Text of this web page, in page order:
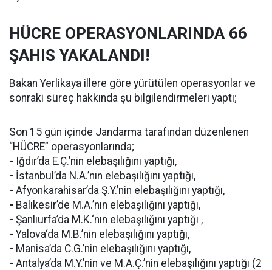
HÜCRE OPERASYONLARINDA 66
ŞAHIS YAKALANDI!
Bakan Yerlikaya illere göre yürütülen operasyonlar ve
sonraki süreç hakkında şu bilgilendirmeleri yaptı;
Son 15 gün içinde Jandarma tarafından düzenlenen
“HÜCRE” operasyonlarında;
- Iğdır’da E.Ç.’nin elebaşılığını yaptığı,
- İstanbul’da N.A.’nın elebaşılığını yaptığı,
- Afyonkarahisar’da Ş.Y.’nin elebaşılığını yaptığı,
- Balıkesir’de M.A.’nın elebaşılığını yaptığı,
- Şanlıurfa’da M.K.‘nın elebaşılığını yaptığı ,
- Yalova‘da M.B.’nin elebaşılığını yaptığı,
- Manisa’da C.G.’nin elebaşılığını yaptığı,
- Antalya’da M.Y.’nin ve M.A.Ç.’nin elebaşılığını yaptığı (2